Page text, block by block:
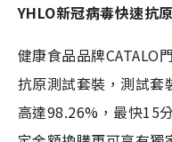
YHLO新冠病毒快速抗
健康食品品牌CATALO
抗原測試套裝，測試套
高達98.26%，最快15